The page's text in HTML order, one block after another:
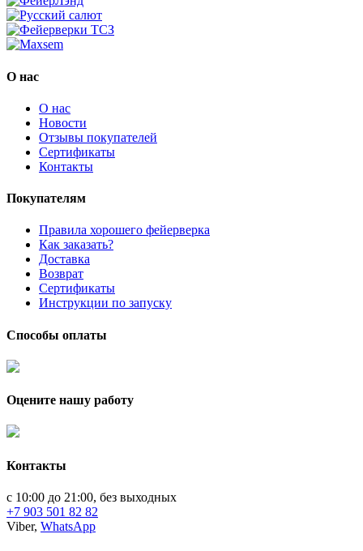
О нас
О нас
Новости
Отзывы покупателей
Сертификаты
Контакты
Покупателям
Правила хорошего фейерверка
Как заказать?
Доставка
Возврат
Сертификаты
Инструкции по запуску
Способы оплаты
Оцените нашу работу
Контакты
с 10:00 до 21:00, без выходных
+7 903 501 82 82
Viber, WhatsApp